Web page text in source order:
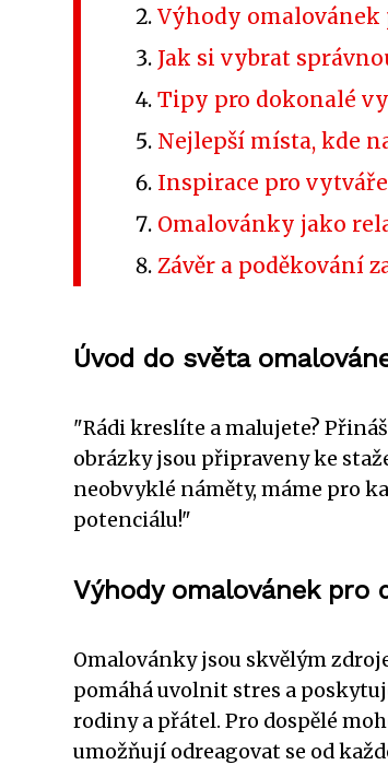
Výhody omalovánek
Jak si vybrat
Tipy pro dokonalé
Nejlepší místa, kde
Inspirace pro
Omalovánky jako
Závěr a poděkování
Úvod do světa
"Rádi kreslíte a malujete?
obrázky jsou připraveny ke
neobvyklé náměty, máme pro
potenciálu!"
Výhody omalovánek pro
Omalovánky jsou skvělým
pomáhá uvolnit stres a
rodiny a přátel. Pro dospělé
umožňují odreagovat se od